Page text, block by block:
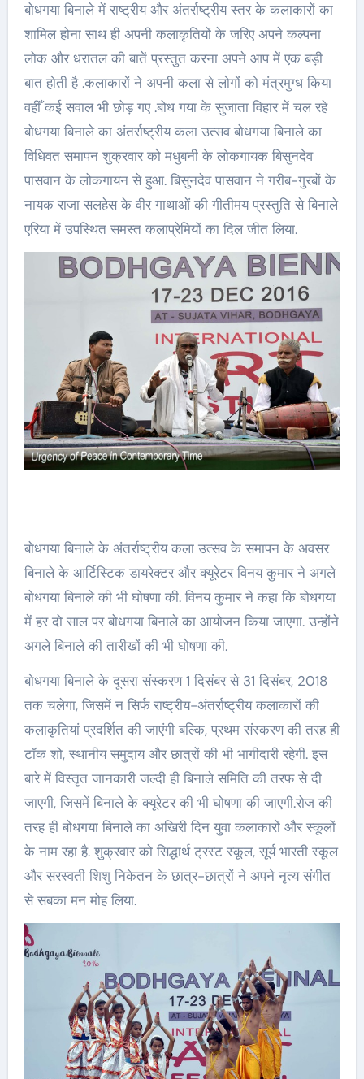
बोधगया बिनाले में राष्ट्रीय और अंतर्राष्ट्रीय स्तर के कलाकारों का
शामिल होना साथ ही अपनी कलाकृतियों के जरिए अपने कल्पना
लोक और धरातल की बातें प्रस्तुत करना अपने आप में एक बड़ी
बात होती है .कलाकारों ने अपनी कला से लोगों को मंत्रमुग्ध किया
वहीँ कई सवाल भी छोड़ गए .बोध गया के सुजाता विहार में चल रहे
बोधगया बिनाले का अंतर्राष्ट्रीय कला उत्सव बोधगया बिनाले का
विधिवत समापन शुक्रवार को मधुबनी के लोकगायक बिसुनदेव
पासवान के लोकगायन से हुआ. बिसुनदेव पासवान ने गरीब-गुरबों के
नायक राजा सलहेस के वीर गाथाओं की गीतीमय प्रस्तुति से बिनाले
एरिया में उपस्थित समस्त कलाप्रेमियों का दिल जीत लिया.
बोधगया बिनाले के अंतर्राष्ट्रीय कला उत्सव के समापन के अवसर
बिनाले के आर्टिस्टिक डायरेक्टर और क्यूरेटर विनय कुमार ने अगले
बोधगया बिनाले की भी घोषणा की. विनय कुमार ने कहा कि बोधगया
में हर दो साल पर बोधगया बिनाले का आयोजन किया जाएगा. उन्होंने
अगले बिनाले की तारीखों की भी घोषणा की.
बोधगया बिनाले के दूसरा संस्करण 1 दिसंबर से 31 दिसंबर, 2018
तक चलेगा, जिसमें न सिर्फ राष्ट्रीय-अंतर्राष्ट्रीय कलाकारों की
कलाकृतियां प्रदर्शित की जाएंगी बल्कि, प्रथम संस्करण की तरह ही
टॉक शो, स्थानीय समुदाय और छात्रों की भी भागीदारी रहेगी. इस
बारे में विस्तृत जानकारी जल्दी ही बिनाले समिति की तरफ से दी
जाएगी, जिसमें बिनाले के क्यूरेटर की भी घोषणा की जाएगी.रोज की
तरह ही बोधगया बिनाले का अखिरी दिन युवा कलाकारों और स्कूलों
के नाम रहा है. शुक्रवार को सिद्धार्थ ट्रस्ट स्कूल, सूर्य भारती स्कूल
और सरस्वती शिशु निकेतन के छात्र-छात्रों ने अपने नृत्य संगीत
से सबका मन मोह लिया.